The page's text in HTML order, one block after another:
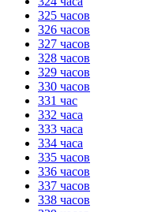
325 часов
326 часов
327 часов
328 часов
329 часов
330 часов
331 час
332 часа
333 часа
334 часа
335 часов
336 часов
337 часов
338 часов